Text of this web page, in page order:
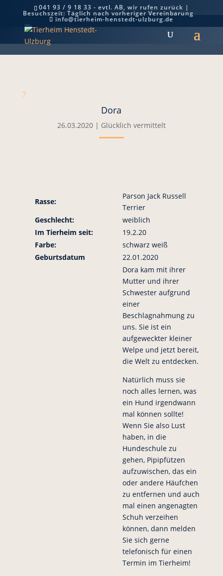
041 93 / 9 18 33 - evtl. AB, wir rufen zurück |
Besuchszeit: Täglich nach vorheriger Vereinbarung
info@tierheim-henstedt-ulzburg.de
Dora
7
Dora
26.03.2020| Glücklich vermittelt
Rasse:
Parson Jack Russell
Terrier
Geschlecht:
weiblich
Im Tierheim seit:
19.2.20
Farbe:
schwarz weiß
Geburtsdatum
22.01.2020
Dora kam mit ihrer
Mutter und ihrer
Schwester aufgrund
einer
Beschlagnahmung zu
uns. Sie ist ein
aufgeweckter kleiner
Welpe und jetzt bereit,
die Welt zu entdecken.
Natürlich muss sie
noch alles lernen, was
ein Hund irgendwann
mal können sollte!
Wenn Sie also Lust
haben, in die
Hundeschule zu
gehen, Pipipfützen
aufzuwischen, das ein
oder andere Häufchen
zu entfernen und auch
mal einen angenagten
Schuh verzeihen
können, dann melden
Sie sich gerne
telefonisch für einen
Termin im Tierheim!